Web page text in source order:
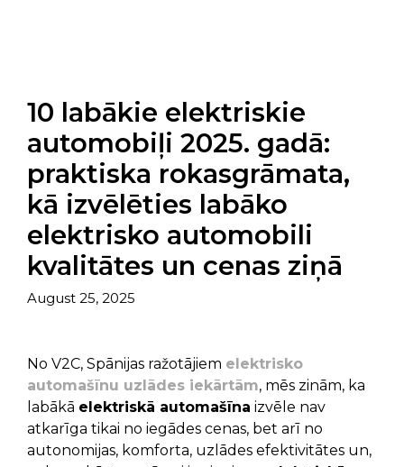
10 labākie elektriskie
automobiļi 2025. gadā:
praktiska rokasgrāmata,
kā izvēlēties labāko
elektrisko automobili
kvalitātes un cenas ziņā
August 25, 2025
No V2C, Spānijas ražotājiem elektrisko
automašīnu uzlādes iekārtām, mēs zinām, ka
labākā elektriskā automašīna izvēle nav
atkarīga tikai no iegādes cenas, bet arī no
autonomijas, komforta, uzlādes efektivitātes un,